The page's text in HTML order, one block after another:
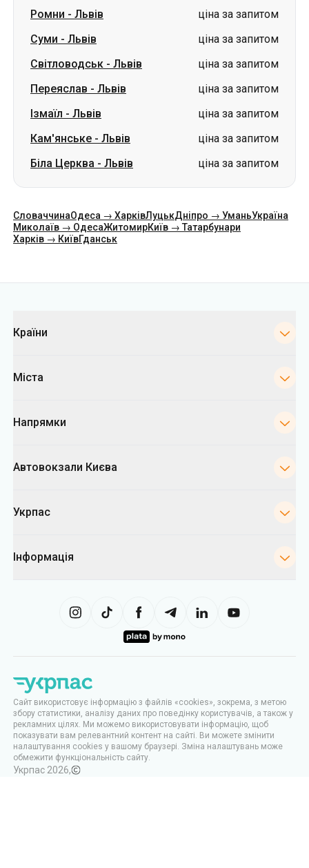
Ромни - Львів
ціна за запитом
Суми - Львів
ціна за запитом
Світловодськ - Львів
ціна за запитом
Переяслав - Львів
ціна за запитом
Ізмаїл - Львів
ціна за запитом
Кам'янське - Львів
ціна за запитом
Біла Церква - Львів ціна за запитом
СловаччинаОдеса → ХарківЛуцькДніпро → УманьУкраїна
Миколаїв → ОдесаЖитомирКиїв → Татарбунари
Харків → КиївГданськ
Країни
Міста
Напрямки
Автовокзали Києва
Укрпас
Інформація
Сайт використовує інформацію з файлів «cookies», зокрема, з метою
збору статистики, аналізу даних про поведінку користувачів, а також у
рекламних цілях. Ми можемо використовувати інформацію, щоб
показувати вам релевантний контент на сайті. Ви можете змінити
налаштування cookies у вашому браузері. Зміна налаштувань може
обмежити функціональність сайту.
Укрпас 2026,